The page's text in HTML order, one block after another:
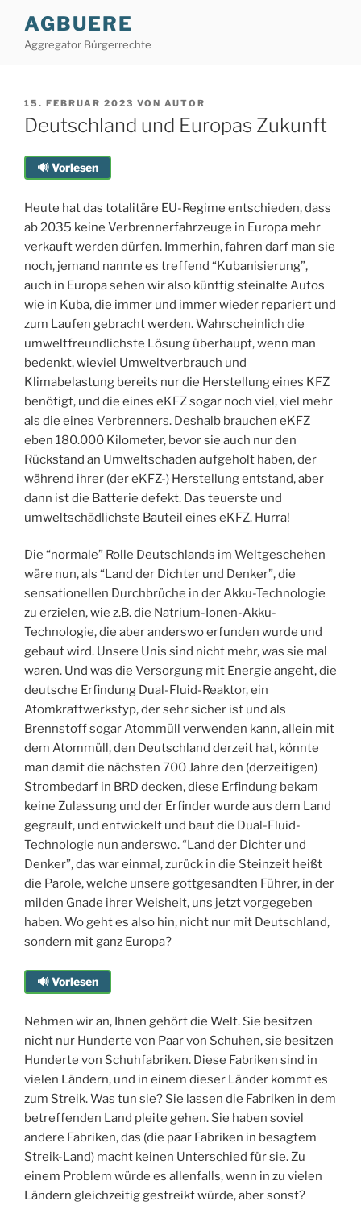
Inhalt
springen
AGBUERE
Aggregator Bürgerrechte
VERÖFFENTLICHT
AM
15. FEBRUAR 2023 VON AUTOR
Deutschland und Europas Zukunft
🔊 Vorlesen
Heute hat das totalitäre EU-Regime entschieden, dass
ab 2035 keine Verbrennerfahrzeuge in Europa mehr
verkauft werden dürfen. Immerhin, fahren darf man sie
noch, jemand nannte es treffend “Kubanisierung”,
auch in Europa sehen wir also künftig steinalte Autos
wie in Kuba, die immer und immer wieder repariert und
zum Laufen gebracht werden. Wahrscheinlich die
umweltfreundlichste Lösung überhaupt, wenn man
bedenkt, wieviel Umweltverbrauch und
Klimabelastung bereits nur die Herstellung eines KFZ
benötigt, und die eines eKFZ sogar noch viel, viel mehr
als die eines Verbrenners. Deshalb brauchen eKFZ
eben 180.000 Kilometer, bevor sie auch nur den
Rückstand an Umweltschaden aufgeholt haben, der
während ihrer (der eKFZ-) Herstellung entstand, aber
dann ist die Batterie defekt. Das teuerste und
umweltschädlichste Bauteil eines eKFZ. Hurra!
Die “normale” Rolle Deutschlands im Weltgeschehen
wäre nun, als “Land der Dichter und Denker”, die
sensationellen Durchbrüche in der Akku-Technologie
zu erzielen, wie z.B. die Natrium-Ionen-Akku-
Technologie, die aber anderswo erfunden wurde und
gebaut wird. Unsere Unis sind nicht mehr, was sie mal
waren. Und was die Versorgung mit Energie angeht, die
deutsche Erfindung Dual-Fluid-Reaktor, ein
Atomkraftwerkstyp, der sehr sicher ist und als
Brennstoff sogar Atommüll verwenden kann, allein mit
dem Atommüll, den Deutschland derzeit hat, könnte
man damit die nächsten 700 Jahre den (derzeitigen)
Strombedarf in BRD decken, diese Erfindung bekam
keine Zulassung und der Erfinder wurde aus dem Land
gegrault, und entwickelt und baut die Dual-Fluid-
Technologie nun anderswo. “Land der Dichter und
Denker”, das war einmal, zurück in die Steinzeit heißt
die Parole, welche unsere gottgesandten Führer, in der
milden Gnade ihrer Weisheit, uns jetzt vorgegeben
haben. Wo geht es also hin, nicht nur mit Deutschland,
sondern mit ganz Europa?
🔊 Vorlesen
Nehmen wir an, Ihnen gehört die Welt. Sie besitzen
nicht nur Hunderte von Paar von Schuhen, sie besitzen
Hunderte von Schuhfabriken. Diese Fabriken sind in
vielen Ländern, und in einem dieser Länder kommt es
zum Streik. Was tun sie? Sie lassen die Fabriken in dem
betreffenden Land pleite gehen. Sie haben soviel
andere Fabriken, das (die paar Fabriken in besagtem
Streik-Land) macht keinen Unterschied für sie. Zu
einem Problem würde es allenfalls, wenn in zu vielen
Ländern gleichzeitig gestreikt würde, aber sonst?